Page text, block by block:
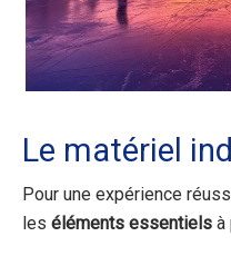
Le matériel
Pour une expérience
les éléments essentiels à